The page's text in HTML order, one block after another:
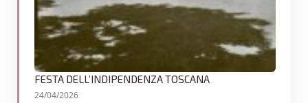
FESTA DELL’INDIPENDENZA TOSCANA
24/04/2026